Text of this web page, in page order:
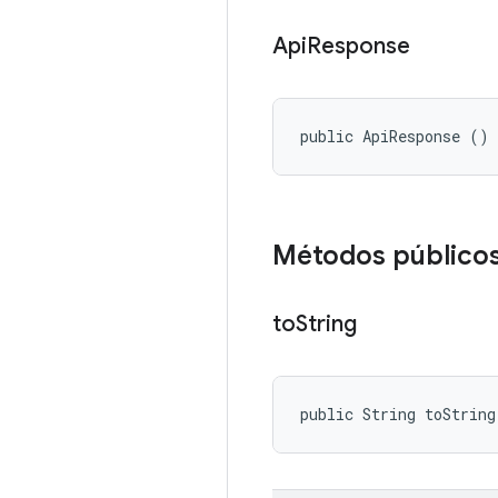
ApiResponse
public ApiResponse ()
Métodos
toString
public String